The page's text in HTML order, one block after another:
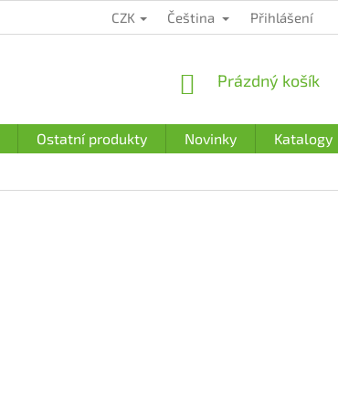
PODMÍNKY OCHRANY OSOBNÍCH
CZK Čeština Přihlášení
NÁKUPNÍ
Prázdný košík
Ostatní produkty Novinky Katalogy